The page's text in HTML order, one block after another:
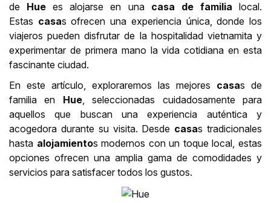
de Hue es alojarse en una casa de familia local.
Estas casas ofrecen una experiencia única, donde los
viajeros pueden disfrutar de la hospitalidad vietnamita y
experimentar de primera mano la vida cotidiana en esta
fascinante ciudad.
En este artículo, exploraremos las mejores casas de
familia en Hue, seleccionadas cuidadosamente para
aquellos que buscan una experiencia auténtica y
acogedora durante su visita. Desde casas tradicionales
hasta alojamientos modernos con un toque local, estas
opciones ofrecen una amplia gama de comodidades y
servicios para satisfacer todos los gustos.